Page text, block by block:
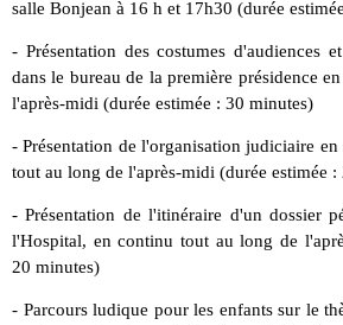
salle Bonjean à 16 h et 17h30 (durée
- Présentation des costumes d'audiences
dans le bureau de la première présidence
l'après-midi (durée estimée : 30 minutes)
- Présentation de l'organisation judiciaire
tout au long de l'après-midi (durée estimée :
- Présentation de l'itinéraire d'un dossier
l'Hospital, en continu tout au long de
20 minutes)
- Parcours ludique pour les enfants sur le